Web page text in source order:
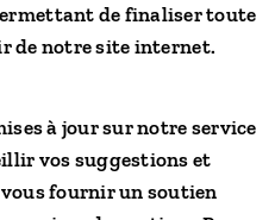
de finaliser toute
de notre site internet.
à jour sur notre service
vos suggestions et
fournir un soutien